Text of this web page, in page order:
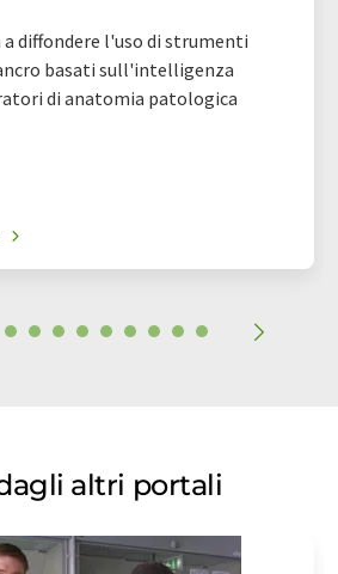
a diffondere l'uso di strumenti
basati sull'intelligenza
di anatomia patologica
altri portali